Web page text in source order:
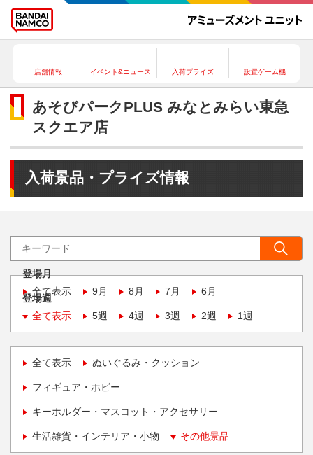
店舗情報 イベント&ニュース 入荷プライズ 設置ゲーム機
あそびパークPLUS みなとみらい東急
スクエア店
入荷景品・プライズ情報
登場月
全て表示
9月 8月 7月 6月
登場週
全て表示
5週 4週 3週 2週 1週
全て表示 ぬいぐるみ・クッション
フィギュア・ホビー
キーホルダー・マスコット・アクセサリー
生活雑貨・インテリア・小物 その他景品